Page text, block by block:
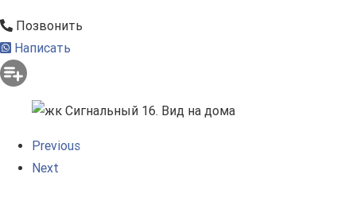
Позвонить
Написать
Previous
Next